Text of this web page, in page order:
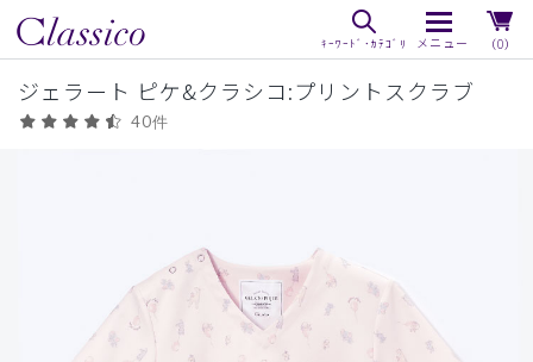
（0）
ジェラート ピケ&クラシコ:プリントスクラブ
40件